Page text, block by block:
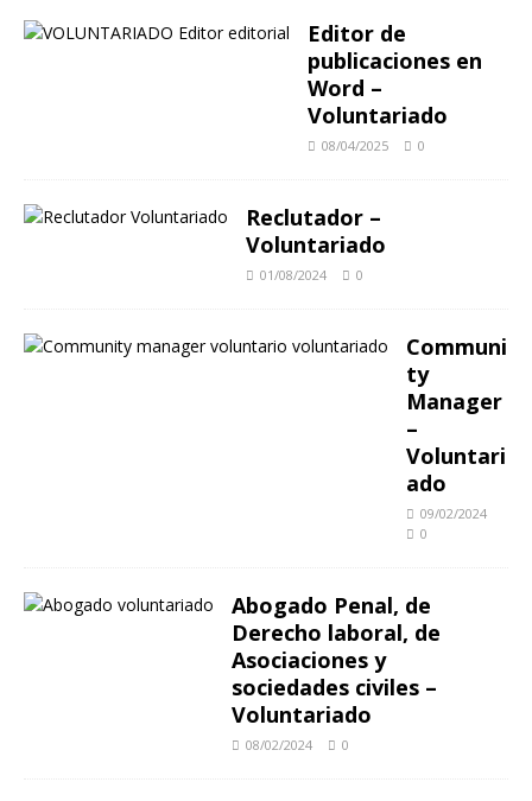
Editor de
publicaciones en
Word –
Voluntariado
08/04/2025 0
Reclutador –
Voluntariado
01/08/2024 0
Communi
ty
Manager
–
Voluntari
ado
09/02/2024
0
Abogado Penal, de
Derecho laboral, de
Asociaciones y
sociedades civiles –
Voluntariado
08/02/2024 0